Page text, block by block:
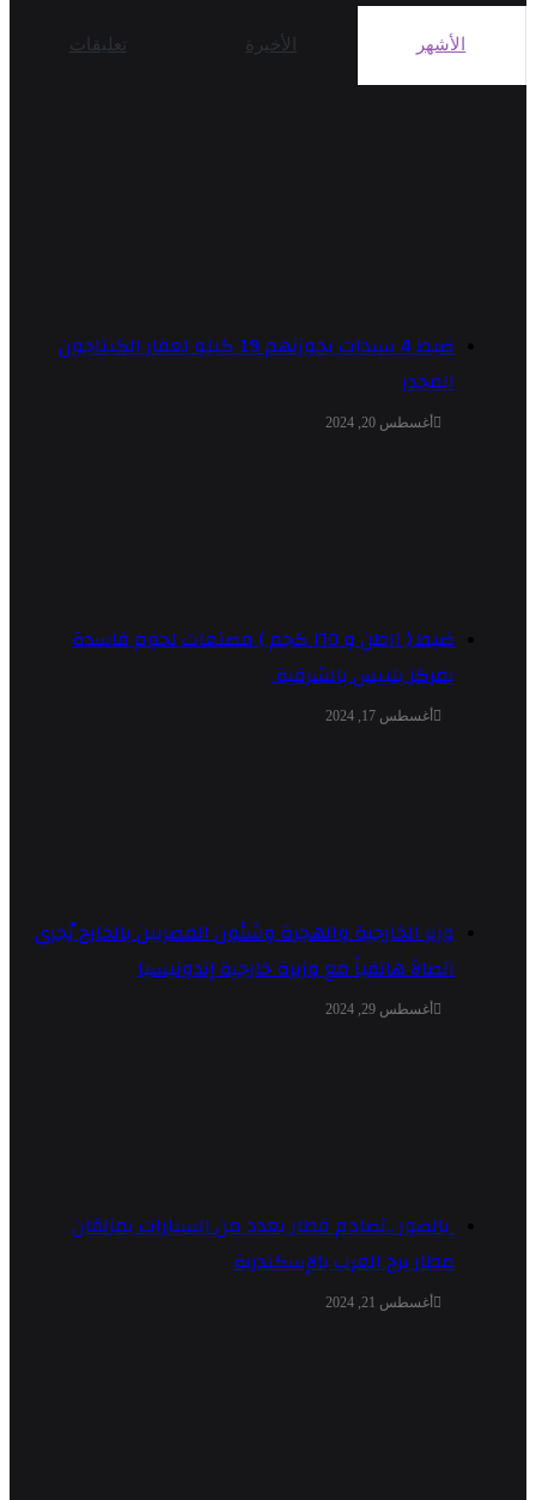
الأشهر الأخيرة تعليقات
ضبط 4 سيدات بحوزتهم 19 كيلو لعقار الكبتاجون
المخدر
أغسطس 20, 2024
ضبط ( ١١طن و ١٦٥ كجم ) مصنعات لحوم فاسدة
بمركز بلبيس بالشرقية
أغسطس 17, 2024
وزير الخارجية والهجرة وشئون المصريين بالخارج يُجري
اتصالاً هاتفياً مع وزيرة خارجية إندونيسيا
أغسطس 29, 2024
بالصور ..تصادم قطار بعدد من السيارات بمزلقان
مطار برج العرب بالإسكندرية
أغسطس 21, 2024